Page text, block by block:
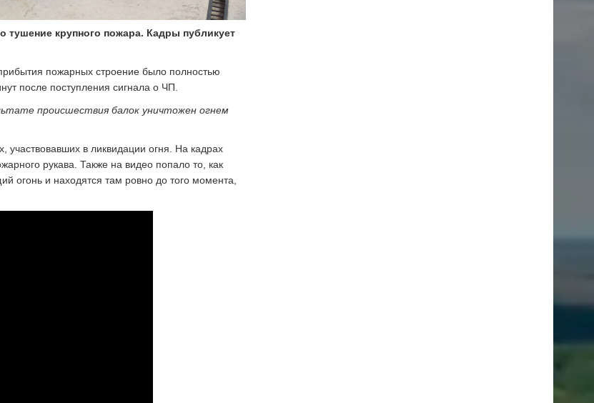
крупного пожара. Кадры публикует
пожарных строение было полностью
после поступления сигнала о ЧП.
происшествия балок уничтожен огнем
в ликвидации огня. На кадрах
рукава. Также на видео попало то, как
огонь и находятся там ровно до того момента,